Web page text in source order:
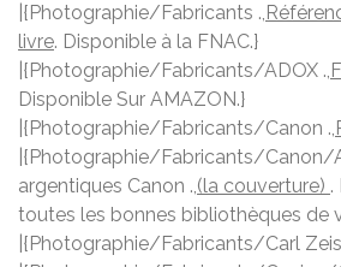
|{Photographie/Fabricants .,
livre. Disponible à la FNAC.}
|{Photographie/Fabricants/ADOX .,
Disponible Sur AMAZON.}
|{Photographie/Fabricants/Canon .,
|{Photographie/Fabricants/Canon/
argentiques Canon .,(la couverture) .
toutes les bonnes bibliothèques de
|{Photographie/Fabricants/Carl